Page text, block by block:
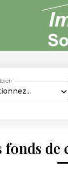
fonds